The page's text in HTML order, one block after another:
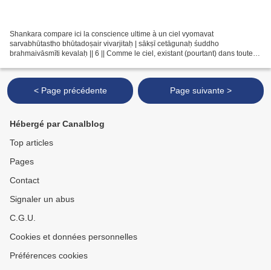
Shankara compare ici la conscience ultime à un ciel vyomavat
sarvabhūtastho bhūtadoṣair vivarjitaḥ | sākṣī cetāgunaḥ śuddho
brahmaivāsmīti kevalaḥ || 6 || Comme le ciel, existant (pourtant) dans toutes
< Page précédente Page suivante >
Hébergé par Canalblog
Top articles
Pages
Contact
Signaler un abus
C.G.U.
Cookies et données personnelles
Préférences cookies